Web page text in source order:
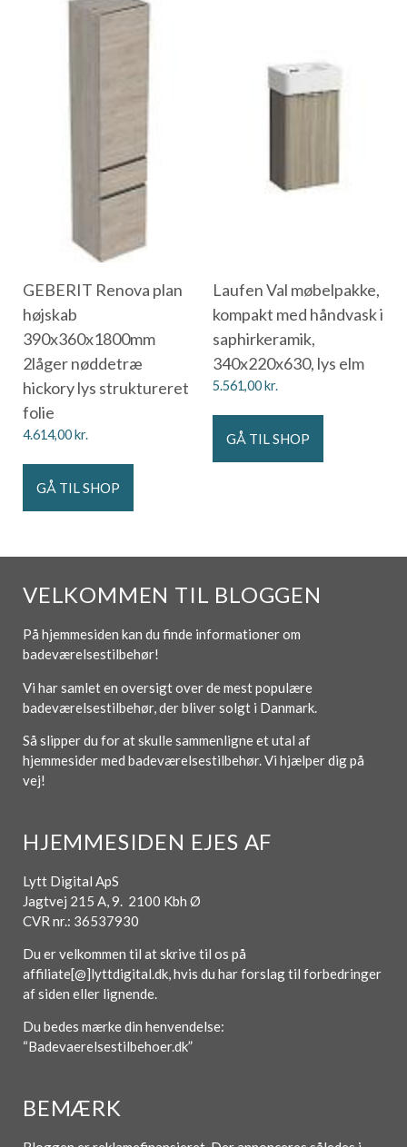
GEBERIT Renova plan
højskab
390x360x1800mm
2låger nøddetræ
hickory lys struktureret
folie
4.614,00kr.
GÅ TIL SHOP
Laufen Val møbelpakke,
kompakt med håndvask i
saphirkeramik,
340x220x630, lys elm
5.561,00kr.
GÅ TIL SHOP
VELKOMMEN TIL BLOGGEN
På hjemmesiden kan du finde informationer om
badeværelsestilbehør!
Vi har samlet en oversigt over de mest populære
badeværelsestilbehør, der bliver solgt i Danmark.
Så slipper du for at skulle sammenligne et utal af
hjemmesider med badeværelsestilbehør. Vi hjælper dig på
vej!
HJEMMESIDEN EJES AF
Lytt Digital ApS
Jagtvej 215 A, 9. 2100 Kbh Ø
CVR nr.: 36537930
Du er velkommen til at skrive til os på
affiliate[@]lyttdigital.dk, hvis du har forslag til forbedringer
af siden eller lignende.
Du bedes mærke din henvendelse:
“Badevaerelsestilbehoer.dk”
BEMÆRK